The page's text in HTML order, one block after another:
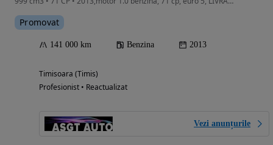
Promovat
141 000 km Benzina 2013
Timisoara (Timis)
Profesionist • Reactualizat
Vezi anunțurile